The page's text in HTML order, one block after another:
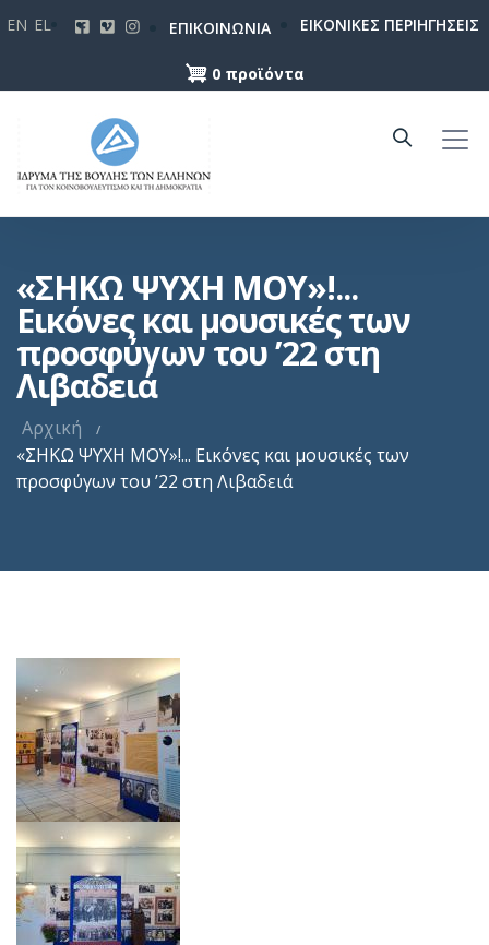
κυρίως
περιεχόμενο
EN EL ΕΠΙΚΟΙΝΩΝΙΑ ΕΙΚΟΝΙΚΕΣ ΠΕΡΙΗΓΗΣΕΙΣ
0 προϊόντα
«ΣΗΚΩ ΨΥΧΗ ΜΟΥ»!...
Εικόνες και μουσικές των
προσφύγων του ’22 στη
Λιβαδειά
Αρχική
«ΣΗΚΩ ΨΥΧΗ ΜΟΥ»!... Εικόνες και μουσικές των
προσφύγων του ’22 στη Λιβαδειά